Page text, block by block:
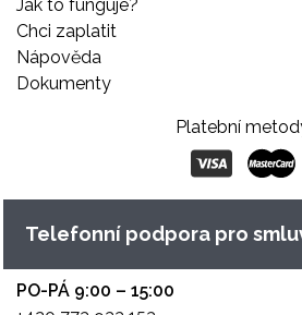
Jak to funguje?
Chci zaplatit
Nápověda
Dokumenty
Platební
Telefonní podpora pro
PO-PÁ 9:00 – 15:00